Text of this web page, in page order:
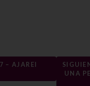
– AJAREI
UNA